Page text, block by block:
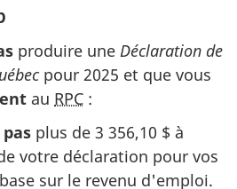
produire une Déclaration de
pour 2025 et que vous
au RPC :
plus de 3 356,10 $ à
votre déclaration pour vos
sur le revenu d'emploi.